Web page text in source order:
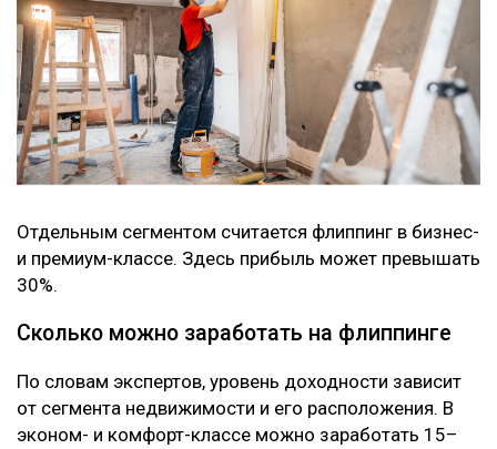
Отдельным сегментом считается флиппинг в бизнес-
и премиум-классе. Здесь прибыль может превышать
30%.
Сколько можно заработать на флиппинге
По словам экспертов, уровень доходности зависит
от сегмента недвижимости и его расположения. В
эконом- и комфорт-классе можно заработать 15–